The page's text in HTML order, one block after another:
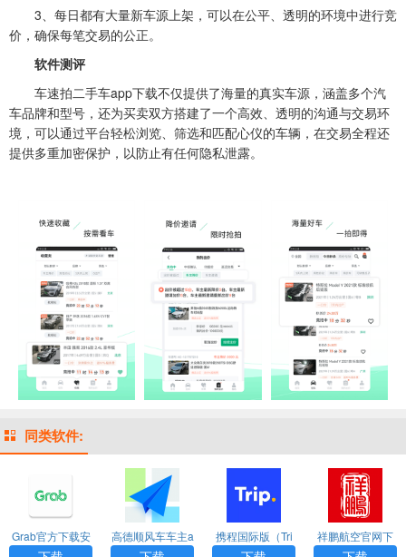
3、每日都有大量新车源上架，可以在公平、透明的环境中进行竞
价，确保每笔交易的公正。
软件测评
车速拍二手车app下载不仅提供了海量的真实车源，涵盖多个汽
车品牌和型号，还为买卖双方搭建了一个高效、透明的沟通与交易环
境，可以通过平台轻松浏览、筛选和匹配心仪的车辆，在交易全程还
提供多重加密保护，以防止有任何隐私泄露。
同类软件:
Grab官方下载安
卓版app
高德顺风车车主a
pp官方版最新版
携程国际版（Tri
p.com）app
祥鹏航空官网下
载app